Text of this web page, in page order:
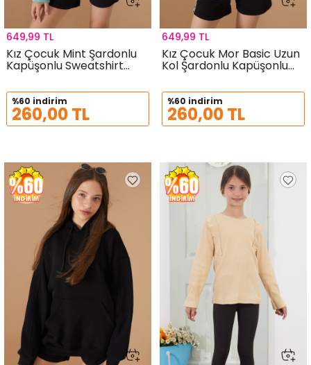
Kız Çocuk Mint Şardonlu
Kapüşonlu Sweatshirt
19188
649,99 TL
%60 indirim
260,00 TL
Kız Çocuk Mor Basic Uzun
Kol Şardonlu Kapüşonlu
Sweatshirt 19187
649,99 TL
%60 indirim
260,00 TL